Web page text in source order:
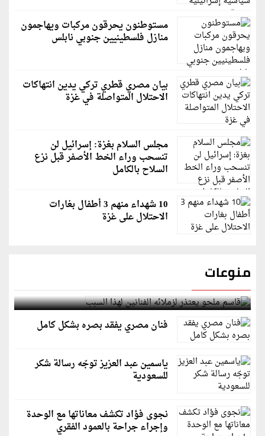
مستوطنون يحرقون مركبات ويهاجمون
منازل فلسطينيين جنوبي نابلس
بيان مصري قطري تركي يدين انتهاكات
الاحتلال المتواصلة في غزة
مجلس السلام بغزة: إسرائيل لن
تنسحب وراء الخط الأصفر قبل نزع
السلاح بالكامل
10 شهداء منهم 3 أطفال بغارات
الاحتلال على غزة
منوعات
قاسم ملحو يعتذر لزملائه الفنانين لهذا السبب
فنان مصري يفقد بصره بشكل كامل
ياسمين عبد العزيز توجّه رسالة شكر
للسعودية
نجوى فؤاد تكشف معاناتها مع الوحدة
وإجراء جراحة بالعمود الفقري